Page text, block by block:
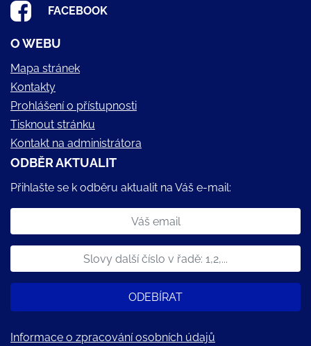
FACEBOOK
O WEBU
Mapa stránek
Kontakty
Prohlášení o přístupnosti
Tisknout stránku
Kontakt na administrátora
ODBĚR AKTUALIT
Přihlašte se k odběru aktualit na Váš e-mail:
ODEBÍRAT
Informace o zpracování osobních údajů